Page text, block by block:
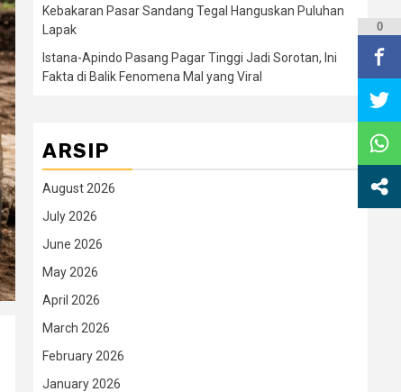
Kebakaran Pasar Sandang Tegal Hanguskan Puluhan
Lapak
Istana-Apindo Pasang Pagar Tinggi Jadi Sorotan, Ini
Fakta di Balik Fenomena Mal yang Viral
ARSIP
August 2026
July 2026
June 2026
May 2026
April 2026
March 2026
February 2026
January 2026
0